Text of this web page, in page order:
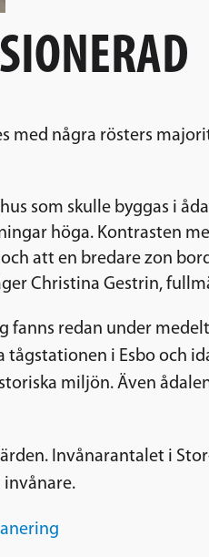
med några rösters
som skulle byggas i
höga. Kontrasten
att en bredare zon
Christina Gestrin,
redan under
i Esbo och
miljön. Även
Invånarantalet i
invånare.